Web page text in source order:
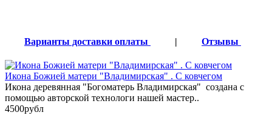
Варианты доставки оплаты | Отзывы
Икона Божией матери "Владимирская" . С ковчегом
Икона деревянная "Богоматерь Владимирская" создана с
помощью авторской технологи нашей мастер..
4500рубл